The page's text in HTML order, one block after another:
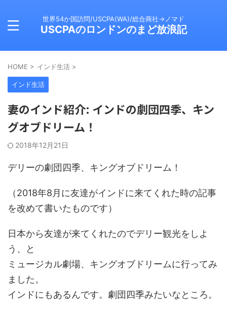
世界54か国訪問/USCPA(WA)/総合商社→ノマド
USCPAのロンドンのまど放浪記
HOME > インド生活 >
インド生活
妻のインド紹介: インドの劇団四季、キン
グオブドリーム！
2018年12月21日
デリーの劇団四季、キングオブドリーム！
（2018年8月に友達がインドに来てくれた時の記事
を改めて書いたものです）
日本から友達が来てくれたのでデリー観光をしよ
う、と
ミュージカル劇場、キングオブドリームに行ってみ
ました。
インドにもあるんです。劇団四季みたいなところ。